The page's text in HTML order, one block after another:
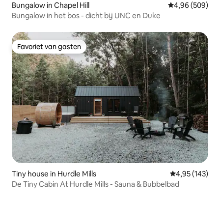
Bungalow in Chapel Hill Gemiddelde
4,96 (509)
Bungalow in het bos - dicht bij UNC en Duke
Favoriet van gasten
Favoriet van gasten
Tiny house in Hurdle Mills Gemiddelde
4,95 (143)
De Tiny Cabin At Hurdle Mills - Sauna & Bubbelbad